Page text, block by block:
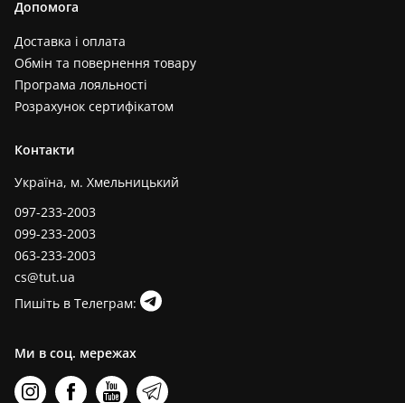
Допомога
Доставка і оплата
Обмін та повернення товару
Програма лояльності
Розрахунок сертифікатом
Контакти
Україна, м. Хмельницький
097-233-2003
099-233-2003
063-233-2003
cs@tut.ua
Пишіть в Телеграм:
Ми в соц. мережах